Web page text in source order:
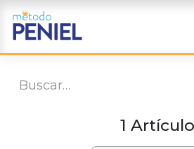
Ir al contenido
1 Artículo